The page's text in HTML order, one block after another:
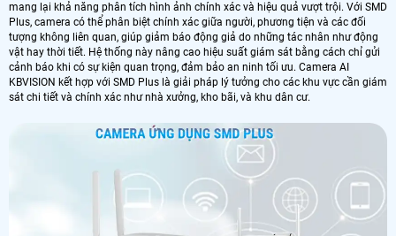
mang lại khả năng phân tích hình ảnh chính xác và hiệu quả vượt trội. Với SMD
Plus, camera có thể phân biệt chính xác giữa người, phương tiện và các đối
tượng không liên quan, giúp giảm báo động giả do những tác nhân như động
vật hay thời tiết. Hệ thống này nâng cao hiệu suất giám sát bằng cách chỉ gửi
cảnh báo khi có sự kiện quan trọng, đảm bảo an ninh tối ưu. Camera AI
KBVISION kết hợp với SMD Plus là giải pháp lý tưởng cho các khu vực cần giám
sát chi tiết và chính xác như nhà xưởng, kho bãi, và khu dân cư.